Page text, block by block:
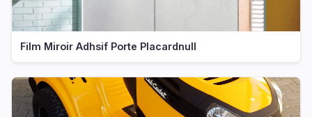
Film Miroir Adhsif Porte Placardnull